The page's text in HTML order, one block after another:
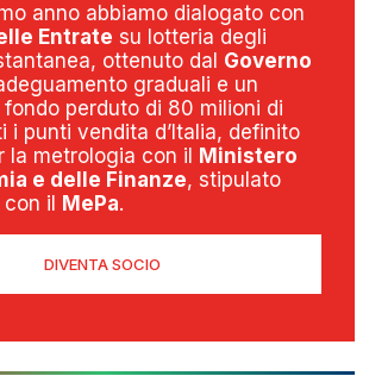
anno abbiamo dialogato con
Entrate su lotteria degli
ottenuto dal Governo
graduali e un
perduto di 80 milioni di
i punti vendita d’Italia, definito
la metrologia con il
Ministero
e delle Finanze, stipulato
il
MePa.
DIVENTA SOCIO